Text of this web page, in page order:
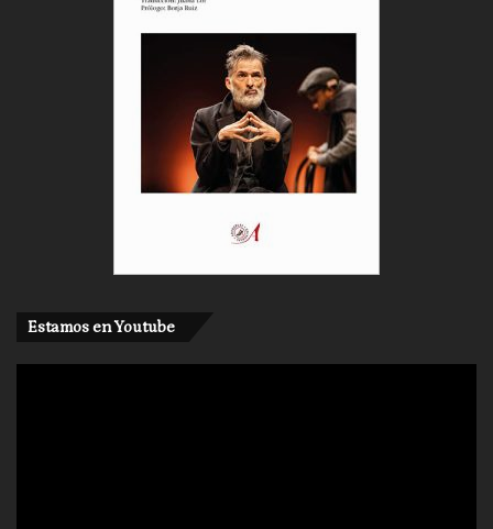
me voy a ir triste. Me dio eso, me dio como diría
Grotowski, una verticalidad, que el teatro sirve
como camino hacia algo más.
Estamos en Youtube